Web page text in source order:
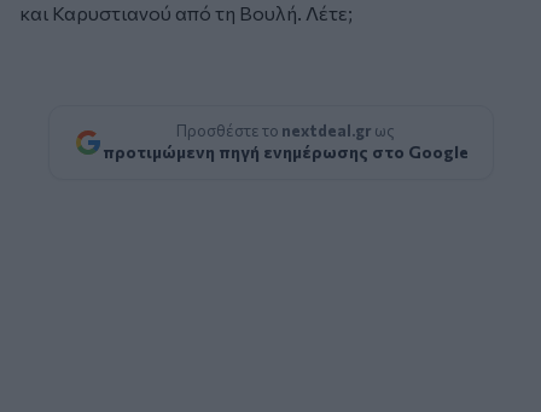
και Καρυστιανού από τη Βουλή. Λέτε;
Προσθέστε το nextdeal.gr ως
προτιμώμενη πηγή ενημέρωσης στο Google